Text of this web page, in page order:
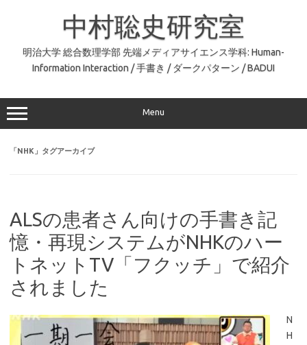
中村聡史研究室
明治大学 総合数理学部 先端メディアサイエンス学科: Human-
Information Interaction / 手書き / ダークパターン / BADUI
Menu
「NHK 」タグアーカイブ
ALSの患者さん向けの手書き記
憶・再現システムがNHKのハー
トネットTV「フクッチ」で紹介
されました
N
H